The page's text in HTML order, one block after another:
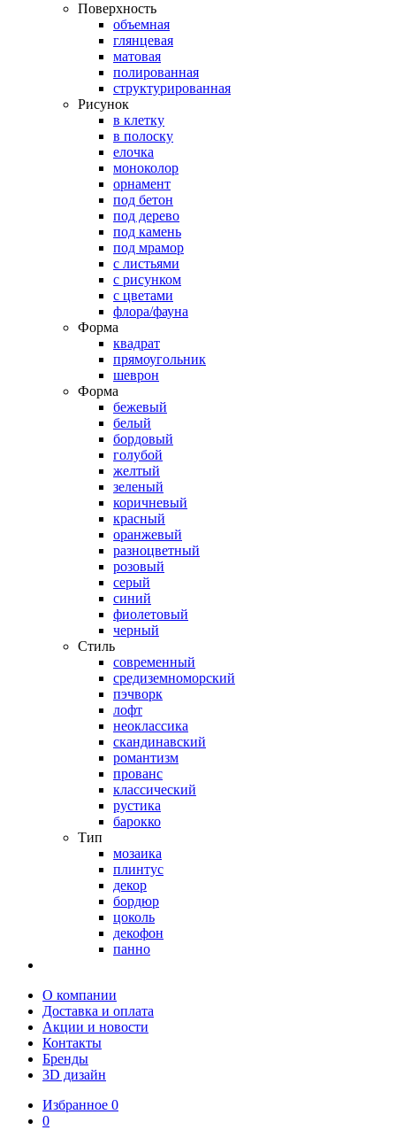
Поверхность
объемная
глянцевая
матовая
полированная
структурированная
Рисунок
в клетку
в полоску
елочка
моноколор
орнамент
под бетон
под дерево
под камень
под мрамор
с листьями
с рисунком
с цветами
флора/фауна
Форма
квадрат
прямоугольник
шеврон
Форма
бежевый
белый
бордовый
голубой
желтый
зеленый
коричневый
красный
оранжевый
разноцветный
розовый
серый
синий
фиолетовый
черный
Стиль
современный
средиземноморский
пэчворк
лофт
неоклассика
скандинавский
романтизм
прованс
классический
рустика
барокко
Тип
мозаика
плинтус
декор
бордюр
цоколь
декофон
панно
О компании
Доставка и оплата
Акции и новости
Контакты
Бренды
3D дизайн
Избранное 0
0